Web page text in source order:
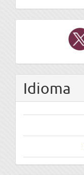
Twitter
Idioma